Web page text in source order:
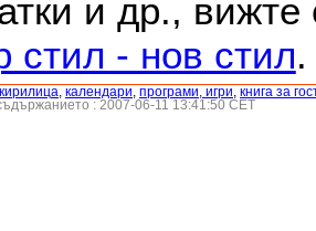
и др.,
стил - нов стил.
кирилица календари програми, игри книга за
: 2007-06-11 13:41:50 CET